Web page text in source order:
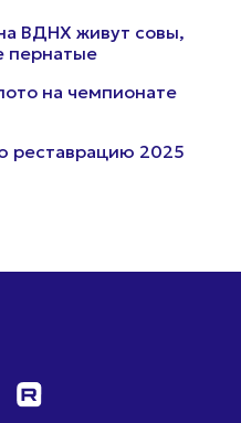
ВДНХ живут совы,
пернатые
на чемпионате
реставрацию 2025